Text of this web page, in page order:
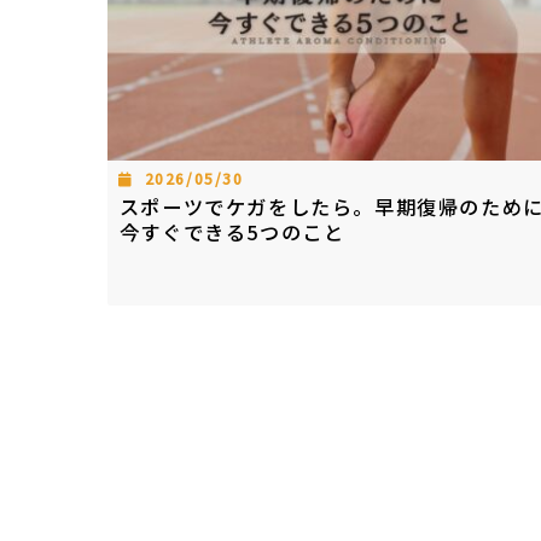
2026/05/30
スポーツでケガをしたら。早期復帰のため
今すぐできる5つのこと